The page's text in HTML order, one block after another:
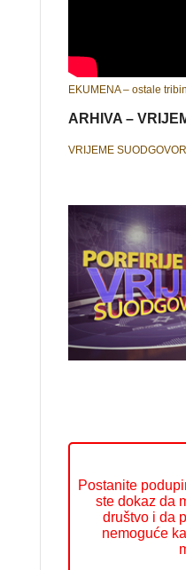
EKUMENA – ostale
ARHIVA –
VRIJEME
Postanite
ste dokaz da
društvo i da
nemoguće